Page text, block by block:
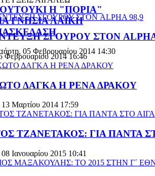
Η "ΠΟΡΙΑ"
ΓΝΗΣΙΑ ΛΑΪΚΗ
05 Φεβρουαρίου 2014 14:30
ΣΓΟΥΡΟΥ ΣΤΟΝ ALPHA
Φεβρουαρίου 2014 16:46
ΔΑΓΚΑ Η ΡΕΝΑ ΔΡΑΚΟΥ
Μαρτίου 2014 17:59
ΤΖΑΝΕΤΑΚΟΣ: ΓΙΑ ΠΑΝΤΑ
Ιανουαρίου 2015 10:41